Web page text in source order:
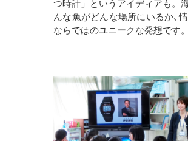
つ時計」というアイディアも。
んな魚がどんな場所にいるか､
ならではのユニークな発想です。